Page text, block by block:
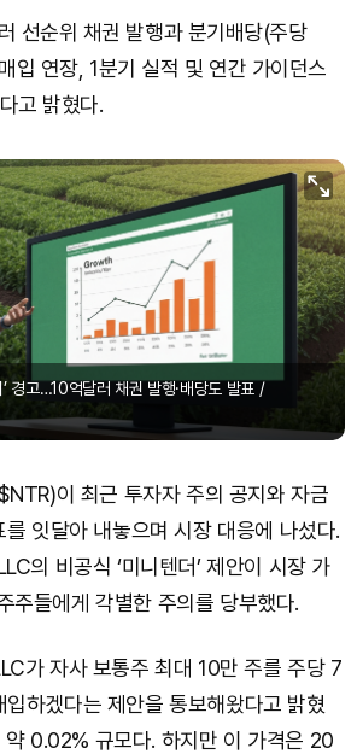
선순위 채권 발행과 분기배당(주당
입 연장, 1분기 실적 및 연간 가이던스
고 밝혔다.
’ 경고…10억달러 채권 발행·배당도 발표 /
이 최근 투자자 주의 공지와 자금
잇달아 내놓으며 시장 대응에 나섰다.
의 비공식 ‘미니텐더’ 제안이 시장 가
주들에게 각별한 주의를 당부했다.
가 자사 보통주 최대 10만 주를 주당 7
하겠다는 제안을 통보해왔다고 밝혔
약 0.02% 규모다. 하지만 이 가격은 20